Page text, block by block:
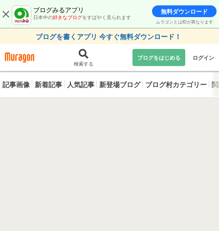
ブログみるアプリ
日本中の好きなブログをすばやく見られます
無料ダウンロード
ムラゴンとはIDが異なります
ブログを書くアプリ 今すぐ無料ダウンロード！
検索する
ブログをはじめる ログイン
記事画像 新着記事 人気記事 新登場ブログ ブログ村カテゴリー